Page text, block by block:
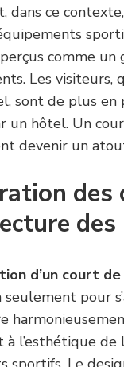
dans ce
comme
Les visiteurs,
sont de plus en
un hôtel. Un
devenir un
d’un court
seulement pour
l’esthétique